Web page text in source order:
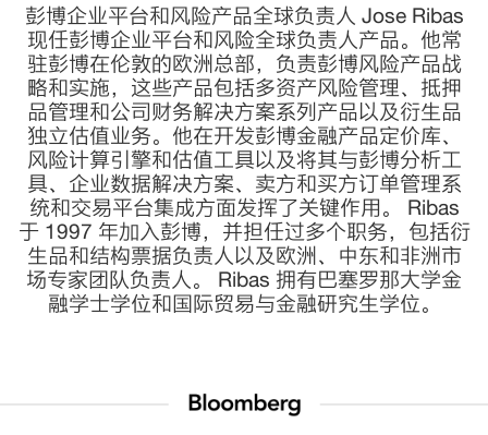
彭博企业平台和风险产品全球负责人 Jose Ribas
现任彭博企业平台和风险全球负责人产品。他常
驻彭博在伦敦的欧洲总部，负责彭博风险产品战
略和实施，这些产品包括多资产风险管理、抵押
品管理和公司财务解决方案系列产品以及衍生品
独立估值业务。他在开发彭博金融产品定价库、
风险计算引擎和估值工具以及将其与彭博分析工
具、企业数据解决方案、卖方和买方订单管理系
统和交易平台集成方面发挥了关键作用。 Ribas
于 1997 年加入彭博，并担任过多个职务，包括衍
生品和结构票据负责人以及欧洲、中东和非洲市
场专家团队负责人。 Ribas 拥有巴塞罗那大学金
融学士学位和国际贸易与金融研究生学位。